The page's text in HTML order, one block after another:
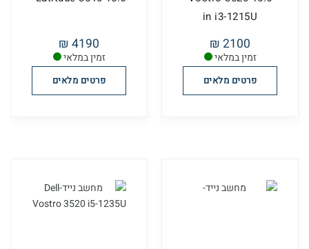
זמין במלאי
in i3-1215U
2100 ₪
פרטים מלאים
זמין במלאי
4190 ₪
פרטים מלאים